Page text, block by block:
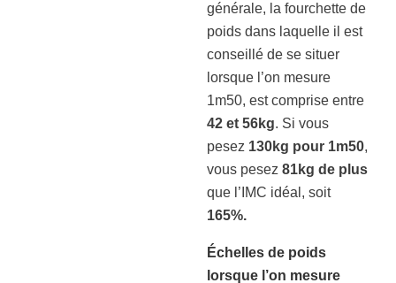
générale, la fourchette de
poids dans laquelle il est
conseillé de se situer
lorsque l’on mesure
1m50, est comprise entre
42 et 56kg. Si vous
pesez 130kg pour 1m50,
vous pesez 81kg de plus
que l’IMC idéal, soit
165%.
Échelles de poids
lorsque l’on mesure